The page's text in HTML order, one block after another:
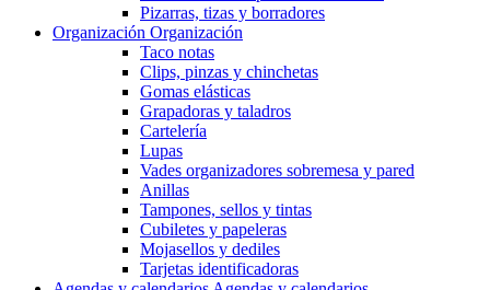
Pizarras, tizas y borradores
Organización Organización
Taco notas
Clips, pinzas y chinchetas
Gomas elásticas
Grapadoras y taladros
Cartelería
Lupas
Vades organizadores sobremesa y pared
Anillas
Tampones, sellos y tintas
Cubiletes y papeleras
Mojasellos y dediles
Tarjetas identificadoras